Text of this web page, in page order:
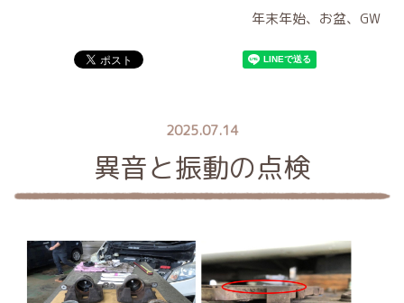
年末年始、お盆、GW
2025.07.14
異音と振動の点検